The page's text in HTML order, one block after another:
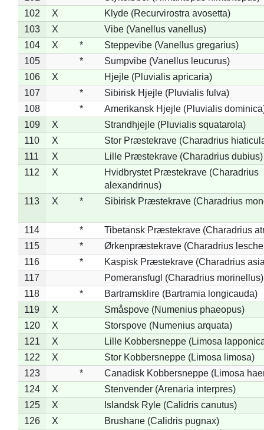
102
X
Klyde (Recurvirostra avosetta)
103
X
Vibe (Vanellus vanellus)
104
X *
Steppevibe (Vanellus gregarius)
105
*
Sumpvibe (Vanellus leucurus)
106
X
Hjejle (Pluvialis apricaria)
107
*
Sibirisk Hjejle (Pluvialis fulva)
108
*
Amerikansk Hjejle (Pluvialis
109
X
Strandhjejle (Pluvialis squatarola)
110
X
Stor Præstekrave (Charadrius
111
X
Lille Præstekrave (Charadrius dubius)
112
X
Hvidbrystet Præstekrave (Charadrius
alexandrinus)
113
X * Sibirisk Præstekrave (Charadrius
114 *
Tibetansk Præstekrave (Charadrius
115
*
Ørkenpræstekrave (Charadrius
116
*
Kaspisk Præstekrave (Charadrius
117
Pomeransfugl (Charadrius morinellus)
118
*
Bartramsklire (Bartramia longicauda)
119
X
Småspove (Numenius phaeopus)
120
X
Storspove (Numenius arquata)
121
X
Lille Kobbersneppe (Limosa
122
X
Stor Kobbersneppe (Limosa limosa)
123
*
Canadisk Kobbersneppe (Limosa
124
X
Stenvender (Arenaria interpres)
125
X
Islandsk Ryle (Calidris canutus)
126
X
Brushane (Calidris pugnax)